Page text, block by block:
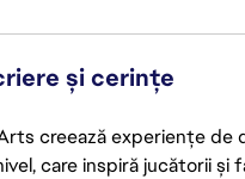
și cerințe
creează experiențe de
care inspiră jucătorii și